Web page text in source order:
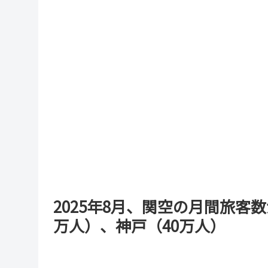
2025年8月、関空の月間旅客
万人）、神戸（40万人）